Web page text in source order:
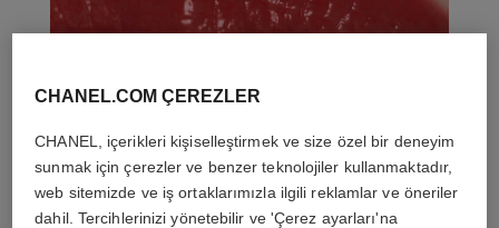
CHANEL.COM ÇEREZLER
CHANEL, içerikleri kişiselleştirmek ve size özel bir deneyim
sunmak için çerezler ve benzer teknolojiler kullanmaktadır,
web sitemizde ve iş ortaklarımızla ilgili reklamlar ve öneriler
dahil. Tercihlerinizi yönetebilir ve 'Çerez ayarları'na